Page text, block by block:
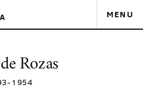
MENU
Rozas
- 1954